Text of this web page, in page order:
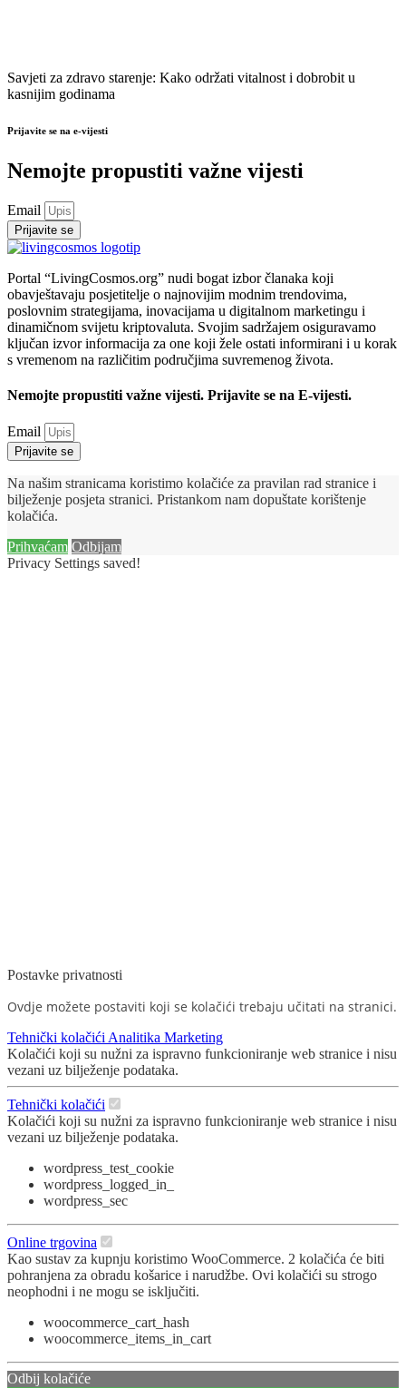
Savjeti za zdravo starenje: Kako održati vitalnost i dobrobit u
kasnijim godinama
Prijavite se na e-vijesti
Nemojte propustiti važne vijesti
Email
Prijavite se
Portal “LivingCosmos.org” nudi bogat izbor članaka koji
obavještavaju posjetitelje o najnovijim modnim trendovima,
poslovnim strategijama, inovacijama u digitalnom marketingu i
dinamičnom svijetu kriptovaluta. Svojim sadržajem osiguravamo
ključan izvor informacija za one koji žele ostati informirani i u korak
s vremenom na različitim područjima suvremenog života.
Nemojte propustiti važne vijesti. Prijavite se na E-vijesti.
Email
Prijavite se
Na našim stranicama koristimo kolačiće za pravilan rad stranice i
bilježenje posjeta stranici. Pristankom nam dopuštate korištenje
kolačića.
Prihvaćam Odbijam
Privacy Settings saved!
Postavke privatnosti
Ovdje možete postaviti koji se kolačići trebaju učitati na stranici.
Tehnički kolačićiAnalitika Marketing
Kolačići koji su nužni za ispravno funkcioniranje web stranice i nisu
vezani uz bilježenje podataka.
Tehnički kolačići
Kolačići koji su nužni za ispravno funkcioniranje web stranice i nisu
vezani uz bilježenje podataka.
wordpress_test_cookie
wordpress_logged_in_
wordpress_sec
Online trgovina
Kao sustav za kupnju koristimo WooCommerce. 2 kolačića će biti
pohranjena za obradu košarice i narudžbe. Ovi kolačići su strogo
neophodni i ne mogu se isključiti.
woocommerce_cart_hash
woocommerce_items_in_cart
Odbij kolačiće